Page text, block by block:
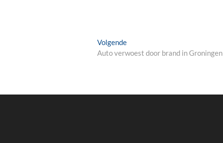
VolgendeNext
post:
Auto verwoest door brand in Groningen